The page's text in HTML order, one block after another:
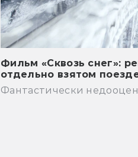
Фильм «Сквозь снег»:
отдельно взятом
Фантастически